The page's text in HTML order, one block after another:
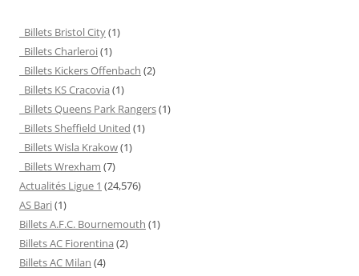
Billets Bristol City(1)
Billets Charleroi(1)
Billets Kickers Offenbach (2)
Billets KS Cracovia (1)
Billets Queens Park Rangers(1)
Billets Sheffield United (1)
Billets Wisla Krakow(1)
Billets Wrexham (7)
Actualités Ligue 1 (24,576)
AS Bari(1)
Billets A.F.C. Bournemouth (1)
Billets AC Fiorentina (2)
Billets AC Milan (4)